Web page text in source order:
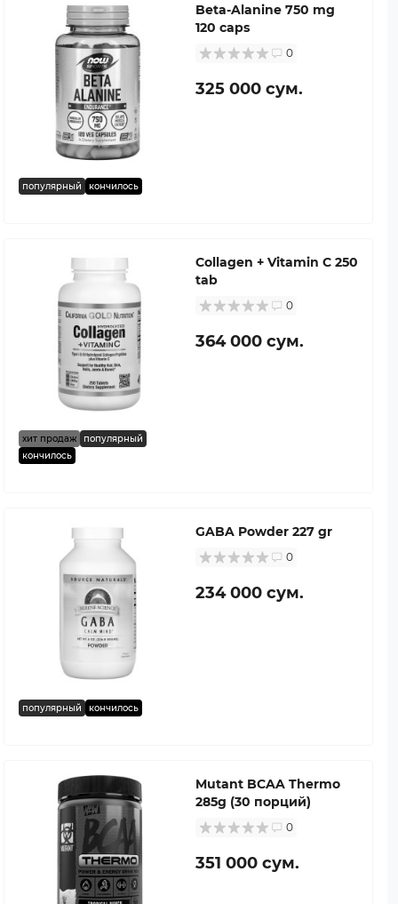
популярный кончилось
Beta-Alanine 750 mg
120 caps
0
325 000 сум.
хит продаж
популярный
кончилось
Collagen + Vitamin C 250
tab
0
364 000 сум.
популярный кончилось
GABA Powder 227 gr
0
234 000 сум.
Mutant BCAA Thermo
285g (30 порций)
0
351 000 сум.